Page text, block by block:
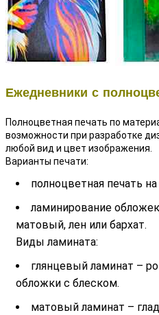
Ежедневники с
Полноцветная печать по
возможности при разработке
любой вид и цвет изображения.
Варианты печати:
полноцветная печать
ламинирование
матовый, лен или бархат.
Виды ламината:
глянцевый ламинат –
обложки с блеском.
матовый ламинат –